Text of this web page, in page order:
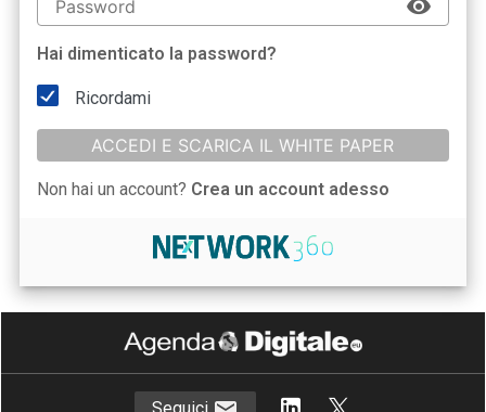
Hai dimenticato la password?
Ricordami
ACCEDI E SCARICA IL WHITE PAPER
Non hai un account? Crea un account adesso